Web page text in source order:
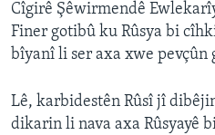
Cîgirê Şêwirmendê
Finer gotibû ku Rûsya bi
bîyanî li ser axa xwe
Lê, karbidestên Rûsî jî
dikarin li nava axa Rûsyayê